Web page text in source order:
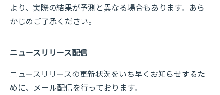
より、実際の結果が予測と異なる場合もあります。あら
かじめご了承ください。
ニュースリリース配信
ニュースリリースの更新状況をいち早くお知らせするた
めに、メール配信を行っております。